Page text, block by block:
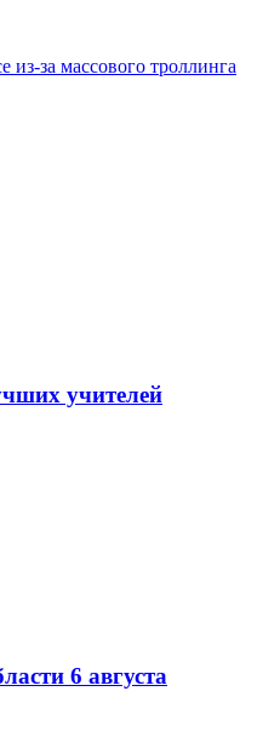
из-за массового троллинга
учителей
6 августа